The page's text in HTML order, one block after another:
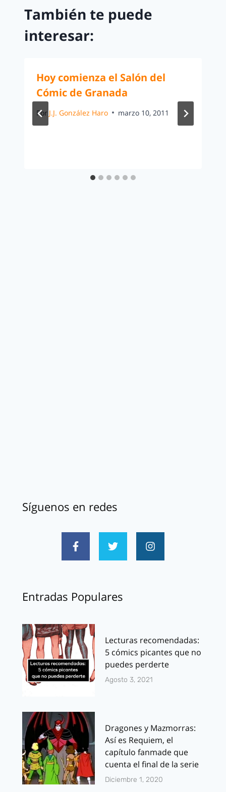
También te puede
interesar:
Hoy comienza el Salón del
Cómic de Granada
Por J.J. González Haro marzo 10, 2011
Síguenos en redes
Entradas Populares
Lecturas recomendadas:
5 cómics picantes que no
puedes perderte
Agosto 3, 2021
Dragones y Mazmorras:
Así es Requiem, el
capítulo fanmade que
cuenta el final de la serie
Diciembre 1, 2020